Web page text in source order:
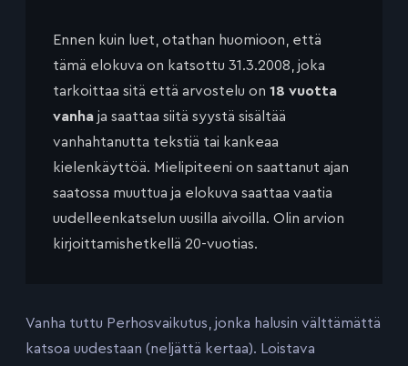
Ennen kuin luet, otathan huomioon, että
tämä elokuva on katsottu 31.3.2008, joka
tarkoittaa sitä että arvostelu on 18 vuotta
vanha ja saattaa siitä syystä sisältää
vanhahtanutta tekstiä tai kankeaa
kielenkäyttöä. Mielipiteeni on saattanut ajan
saatossa muuttua ja elokuva saattaa vaatia
uudelleenkatselun uusilla aivoilla. Olin arvion
kirjoittamishetkellä 20-vuotias.
Vanha tuttu Perhosvaikutus, jonka halusin välttämättä
katsoa uudestaan (neljättä kertaa). Loistava